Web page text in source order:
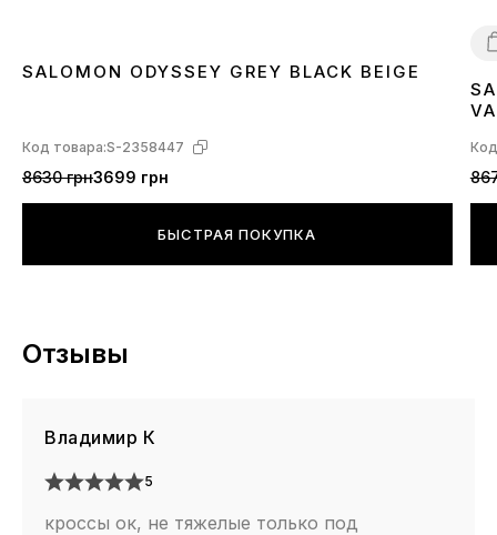
SALOMON ODYSSEY GREY BLACK BEIGE
Код товара:S-2358447
8630 грн3699 грн
БЫСТРАЯ ПОКУПКА
Отзывы
Владимир К
5
кроссы ок, не тяжелые только под